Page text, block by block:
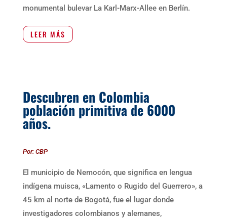
monumental bulevar La Karl-Marx-Allee en Berlín.
LEER MÁS
Descubren en Colombia
población primitiva de 6000
años.
Por: CBP
El municipio de Nemocón, que significa en lengua
indígena muisca, «Lamento o Rugido del Guerrero», a
45 km al norte de Bogotá, fue el lugar donde
investigadores colombianos y alemanes,